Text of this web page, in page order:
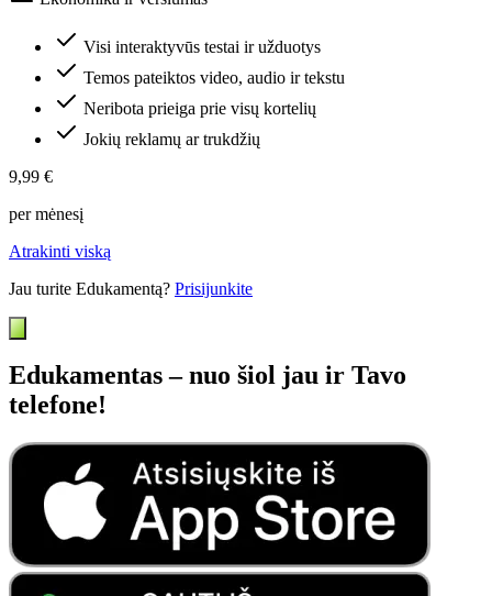
Visi interaktyvūs testai ir užduotys
Temos pateiktos video, audio ir tekstu
Neribota prieiga prie visų kortelių
Jokių reklamų ar trukdžių
9,99 €
per mėnesį
Atrakinti viską
Jau turite Edukamentą? Prisijunkite
Edukamentas – nuo šiol jau ir Tavo
telefone!